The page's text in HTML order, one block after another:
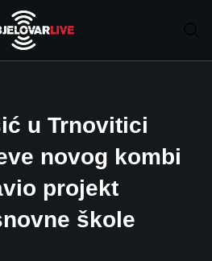
u Trnovitici
novog kombi
projekt
škole